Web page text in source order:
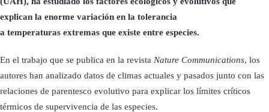
explican la enorme variación en la tolerancia
a temperaturas extremas que existe entre especies.
En el trabajo que se publica en la revista Nature Communications, los
autores han analizado datos de climas actuales y pasados junto con las
relaciones de parentesco evolutivo para explicar los límites críticos
térmicos de supervivencia de las especies.